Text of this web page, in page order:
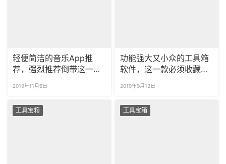
轻便简洁的音乐App推
荐，强烈推荐倒带这一
2019年11月6日
功能强大又小众的工具箱
软件，这一款必须收藏起
2019年9月12日
工具宝箱 工具宝箱